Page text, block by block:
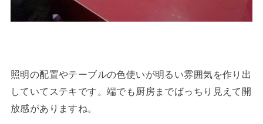
照明の配置やテーブルの色使いが明るい雰囲気を作り出
していてステキです。端でも厨房までばっちり見えて開
放感がありますね。